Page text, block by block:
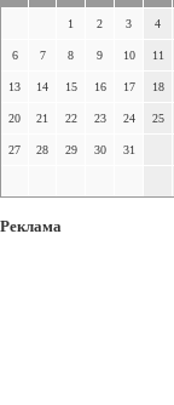
1 2 3 4
6 7 8 9 10 11
13 14 15 16 17 18
20 21 22 23 24 25
27 28 29 30 31
Реклама